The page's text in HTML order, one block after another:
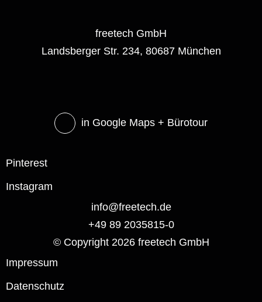
freetech GmbH
Landsberger Str. 234, 80687 München
in Google Maps + Bürotour
Pinterest
Instagram
info@freetech.de
+49 89 2035815-0
© Copyright 2026 freetech GmbH
Impressum
Datenschutz